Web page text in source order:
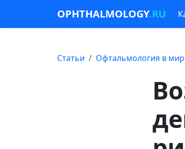
OPHTHALMOLOGY.RU
Статьи Офтальмология в